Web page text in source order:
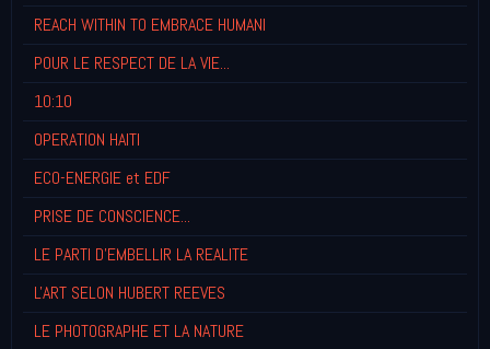
REACH WITHIN TO EMBRACE HUMANI
POUR LE RESPECT DE LA VIE...
10:10
OPERATION HAITI
ECO-ENERGIE et EDF
PRISE DE CONSCIENCE...
LE PARTI D'EMBELLIR LA REALITE
L'ART SELON HUBERT REEVES
LE PHOTOGRAPHE ET LA NATURE